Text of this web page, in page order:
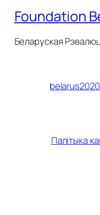
Foundation
Беларуская
Палітыка